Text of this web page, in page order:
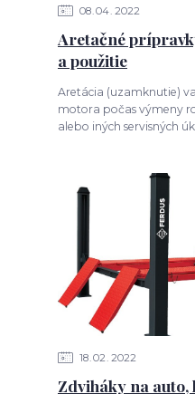
08 04 2022
Aretačné
a použitie
Aretácia (uzamknutie)
motora počas výmeny
alebo iných servisných
18 02 2022
Zdviháky na auto,